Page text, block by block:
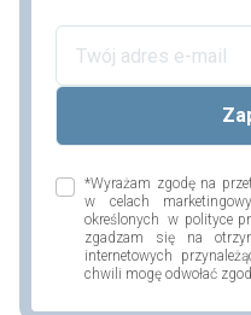
*Wyrażam zgodę na
w celach
określonych w polityce
zgadzam się na
internetowych
chwili mogę odwołać